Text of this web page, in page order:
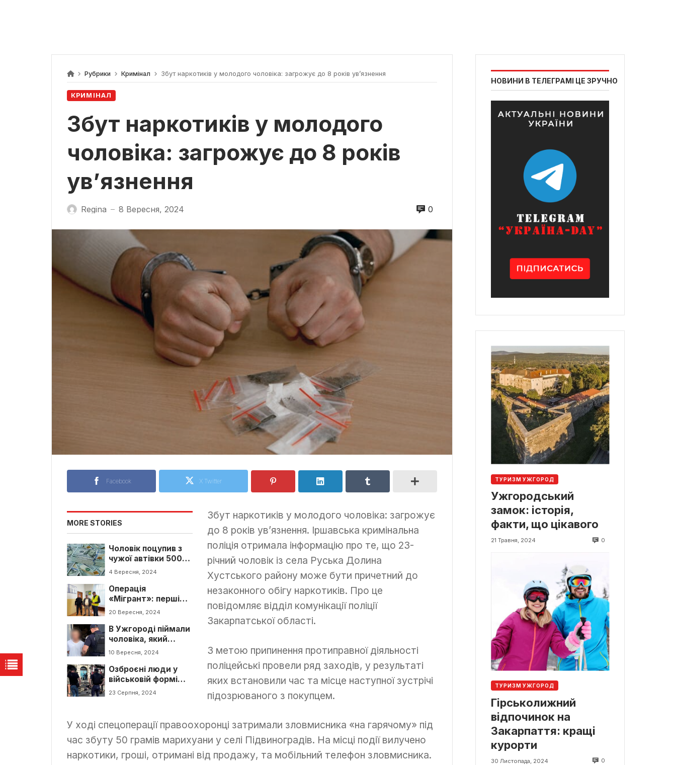
Рубрики Кримінал Збут наркотиків у молодого чоловіка: загрожує до 8 років ув’язнення
КРИМІНАЛ
Збут наркотиків у молодого
чоловіка: загрожує до 8 років
ув’язнення
Regina — 8 Вересня, 2024 0
Facebook X Twitter
MORE STORIES
Чоловік поцупив з
чужої автівки 500
доларів та два
4 Вересня, 2024
Операція
«Мігрант»: перші
результати операції
20 Вересня, 2024
В Ужгороді піймали
чоловіка, який
проник до офісу та
10 Вересня, 2024
Озброєні люди у
військовій формі
були затримані в
23 Серпня, 2024
Збут наркотиків у молодого чоловіка: загрожує
до 8 років ув’язнення. Іршавська кримінальна
поліція отримала інформацію про те, що 23-
річний чоловік із села Руська Долина
Хустського району може бути причетний до
незаконного обігу наркотиків. Про це
повідомляє відділ комунікації поліції
Закарпатської області.
З метою припинення протиправної діяльності
поліцейські провели ряд заходів, у результаті
яких встановили час та місце наступної зустрічі
підозрюваного з покупцем.
У ході спецоперації правоохоронці затримали зловмисника «на гарячому» під
час збуту 50 грамів марихуани у селі Підвиноградів. На місці події вилучено
наркотики, гроші, отримані від продажу, та мобільний телефон зловмисника.
НОВИНИ В ТЕЛЕГРАМІ ЦЕ ЗРУЧНО
ТУРИЗМ УЖГОРОД
Ужгородський
замок: історія,
факти, що цікавого
21 Травня, 2024 0
ТУРИЗМ УЖГОРОД
Гірськолижний
відпочинок на
Закарпаття: кращі
курорти
30 Листопада, 2024 0